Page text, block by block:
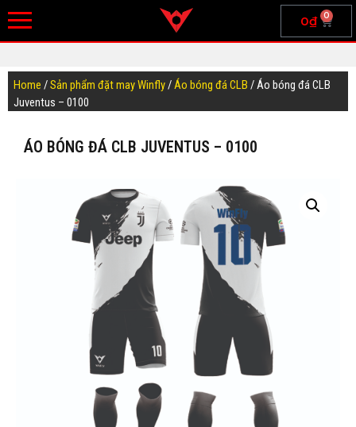
0₫ 0
Home /Sản phẩm đặt may Winfly/Áo bóng đá CLB / Áo bóng đá CLB
Juventus – 0100
ÁO BÓNG ĐÁ CLB JUVENTUS – 0100